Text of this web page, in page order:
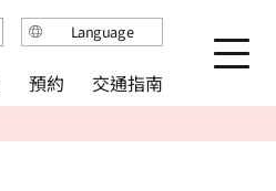
預約 交通指南
Language
English
简体中文